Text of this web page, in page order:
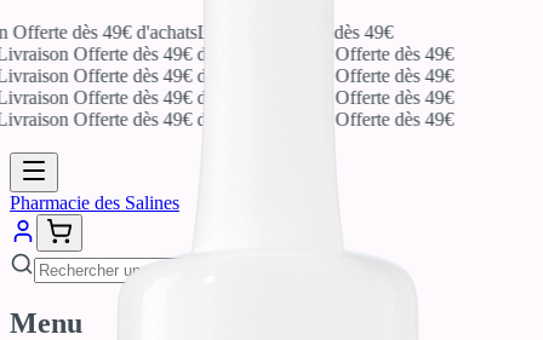
dès 49€ d'achatsLivraison Offerte dès 49€
Offerte dès 49€ d'achats
Livraison Offerte dès 49€
Offerte dès 49€ d'achats
Livraison Offerte dès 49€
Offerte dès 49€ d'achats
Livraison Offerte dès 49€
Offerte dès 49€ d'achats
Livraison Offerte dès 49€
Pharmacie des Salines
Menu